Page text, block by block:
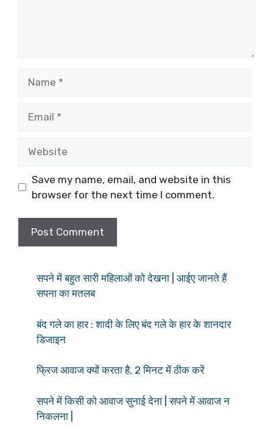
Save my name, email, and website in this
browser for the next time I comment.
सपने में बहुत सारी महिलाओं को देखना | आईए जानते हैं
सपना का मतलब
बंद गले का हार : शादी के लिए बंद गले के हार के शानदार
डिजाइन
फ्रिज आवाज क्यों करता है, 2 मिनट में ठीक करें
सपने में किसी को आवाज सुनाई देना | सपने में आवाज न
निकलना |